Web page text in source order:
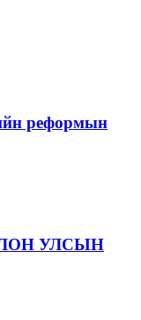
реформын
УЛСЫН